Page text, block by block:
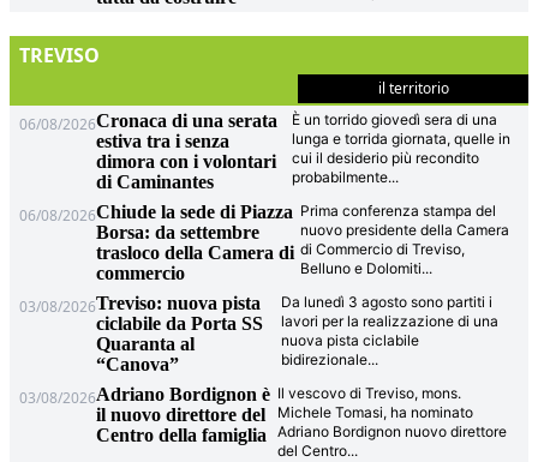
TREVISO
il territorio
06/08/2026Cronaca di una serata
estiva tra i senza
dimora con i volontari
di Caminantes
È un torrido giovedì sera di una
lunga e torrida giornata, quelle in
cui il desiderio più recondito
probabilmente...
06/08/2026Chiude la sede di Piazza
Borsa: da settembre
trasloco della Camera di
commercio
Prima conferenza stampa del
nuovo presidente della Camera
di Commercio di Treviso,
Belluno e Dolomiti...
03/08/2026Treviso: nuova pista
ciclabile da Porta SS
Quaranta al
“Canova”
Da lunedì 3 agosto sono partiti i
lavori per la realizzazione di una
nuova pista ciclabile
bidirezionale...
03/08/2026Adriano Bordignon è
il nuovo direttore del
Centro della famiglia
Il vescovo di Treviso, mons.
Michele Tomasi, ha nominato
Adriano Bordignon nuovo direttore
del Centro...